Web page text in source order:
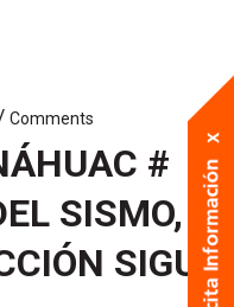
Comments
#
SISMO,
SIGUE